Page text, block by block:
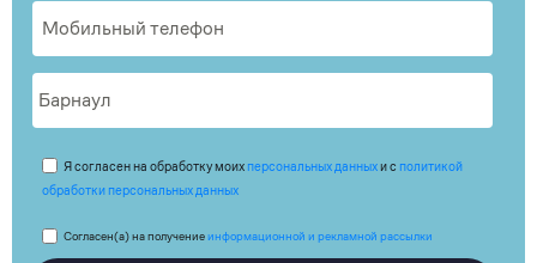
Я согласен на обработку моих персональных данныхи с политикой
обработки персональных данных
Согласен(а) на получениеинформационной и рекламной рассылки